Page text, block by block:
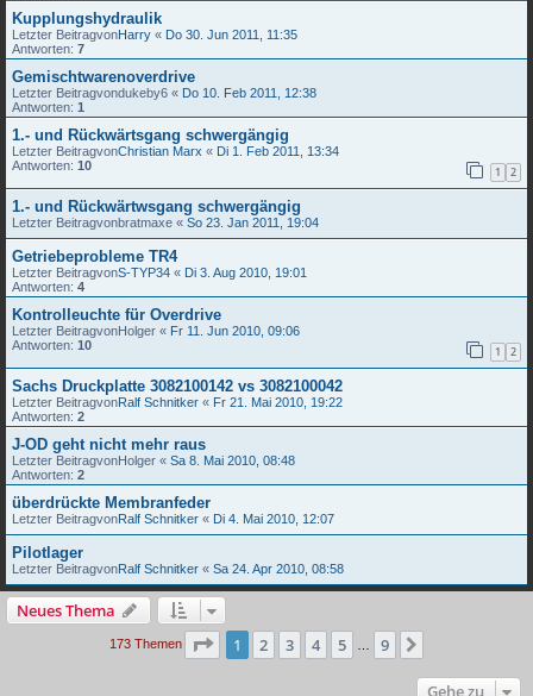
Kupplungshydraulik
Letzter BeitragvonHarry « Do 30. Jun 2011, 11:35
Antworten: 7
Gemischtwarenoverdrive
Letzter Beitragvondukeby6 « Do 10. Feb 2011, 12:38
Antworten: 1
1.- und Rückwärtsgang schwergängig
Letzter BeitragvonChristian Marx « Di 1. Feb 2011, 13:34
Antworten: 10 1 2
1.- und Rückwärtwsgang schwergängig
Letzter Beitragvonbratmaxe « So 23. Jan 2011, 19:04
Getriebeprobleme TR4
Letzter BeitragvonS-TYP34 « Di 3. Aug 2010, 19:01
Antworten: 4
Kontrolleuchte für Overdrive
Letzter BeitragvonHolger « Fr 11. Jun 2010, 09:06
Antworten: 10 1 2
Sachs Druckplatte 3082100142 vs 3082100042
Letzter BeitragvonRalf Schnitker « Fr 21. Mai 2010, 19:22
Antworten: 2
J-OD geht nicht mehr raus
Letzter BeitragvonHolger « Sa 8. Mai 2010, 08:48
Antworten: 2
überdrückte Membranfeder
Letzter BeitragvonRalf Schnitker « Di 4. Mai 2010, 12:07
Pilotlager
Letzter BeitragvonRalf Schnitker « Sa 24. Apr 2010, 08:58
Neues Thema
173 Themen Seite 1von
1 2 3 4 5 9
Gehe zu